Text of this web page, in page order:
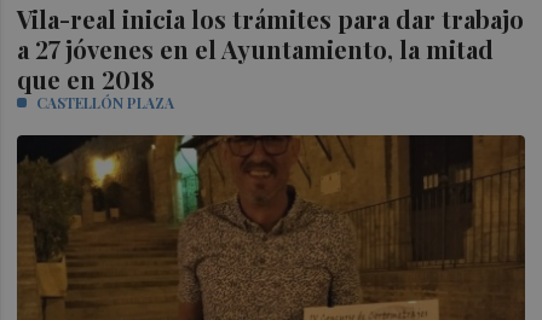
Vila-real inicia los trámites para dar trabajo
a 27 jóvenes en el Ayuntamiento, la mitad
que en 2018
CASTELLÓN PLAZA